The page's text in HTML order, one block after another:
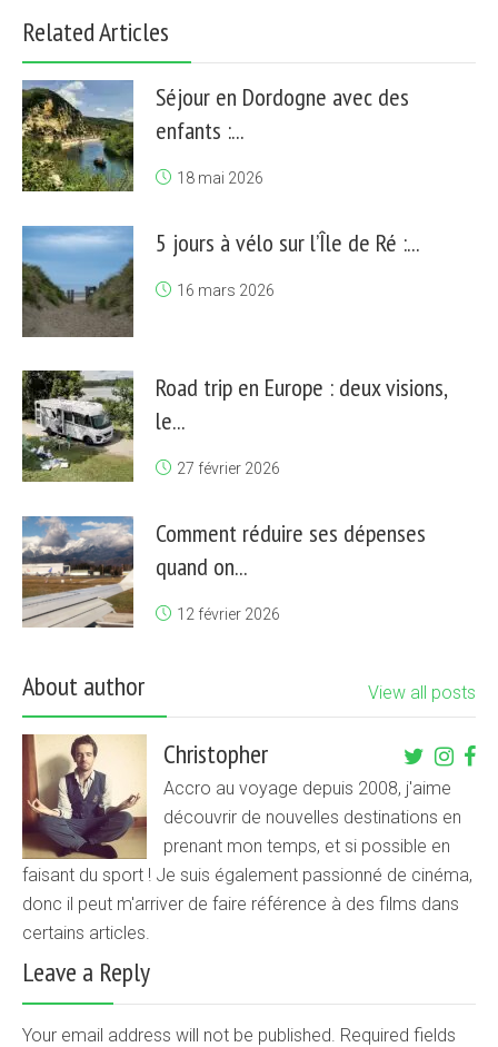
Related Articles
Séjour en Dordogne avec des
enfants :...
18 mai 2026
5 jours à vélo sur l’Île de Ré :...
16 mars 2026
Road trip en Europe : deux visions,
le...
27 février 2026
Comment réduire ses dépenses
quand on...
12 février 2026
About author View all posts
Christopher
Accro au voyage depuis 2008, j'aime
découvrir de nouvelles destinations en
prenant mon temps, et si possible en
faisant du sport ! Je suis également passionné de cinéma,
donc il peut m'arriver de faire référence à des films dans
certains articles.
Leave a Reply
Your email address will not be published. Required fields